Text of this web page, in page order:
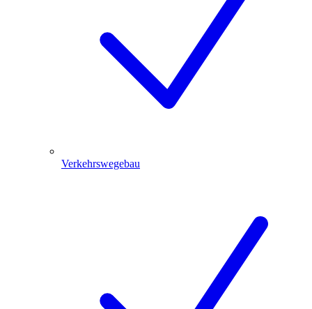
Verkehrswegebau